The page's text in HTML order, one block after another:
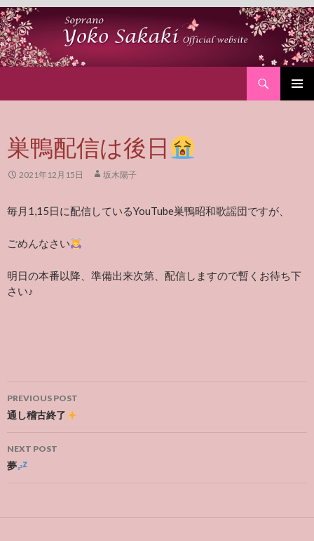
巣鴨配信は後日
2021年12月15日 坂木陽子
毎月1,15日に配信しているYouTube巣鴨昭和歌謡団ですが、
ごめんなさい
明日の本番以降、準備出来次第、配信しますので暫くお待ち下
さい♪
Post
navigation
PREVIOUS POST
通し稽古終了
NEXT POST
夢